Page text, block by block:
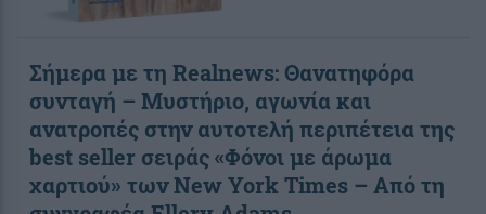
Σήμερα με τη Realnews: Θανατηφόρα
συνταγή – Μυστήριο, αγωνία και
ανατροπές στην αυτοτελή περιπέτεια της
best seller σειράς «Φόνοι με άρωμα
χαρτιού» των New York Times – Από τη